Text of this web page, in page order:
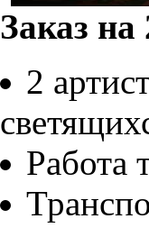
Заказ на
2
Работа